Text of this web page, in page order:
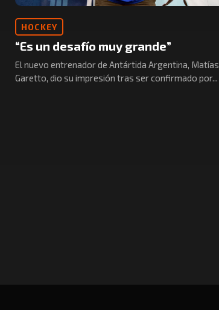
HOCKEY
“Es un desafío muy grande”
El nuevo entrenador de Antártida Argentina, Matías
Garetto, dio su impresión tras ser confirmado por...